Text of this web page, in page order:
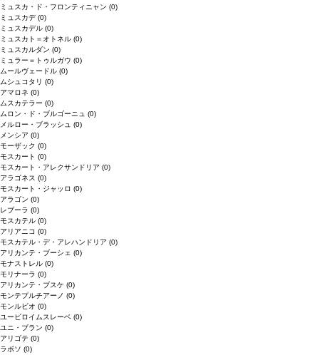
ミュスカ・ド・フロンティニャン (0)
ミュスカデ(0)
ミュスカデル (0)
ミュスカト＝オトネル (0)
ミュスカルダン (0)
ミュラー＝トゥルガウ (0)
ムールヴェードル (0)
ムシュコタリ (0)
アマロネ (0)
ムスカテラー (0)
ムロン・ド・ブルゴーニュ (0)
メルロー・ブラッシュ (0)
メンシア (0)
モーザック (0)
モスカート (0)
モスカート・アレクサンドリア (0)
アラゴネス (0)
モスカート・ジャッロ (0)
アラゴン (0)
レブーラ (0)
モスカテル (0)
アリアニコ (0)
モスカテル・デ・アレハンドリア (0)
アリカンテ・ブーシェ (0)
モナストレル (0)
モリナーラ (0)
アリカンテ・ブスケ (0)
モンテプルチアーノ (0)
モンルビオ (0)
ユービロイムスレーベ (0)
ユニ・ブラン (0)
アリゴテ (0)
ラボソ (0)